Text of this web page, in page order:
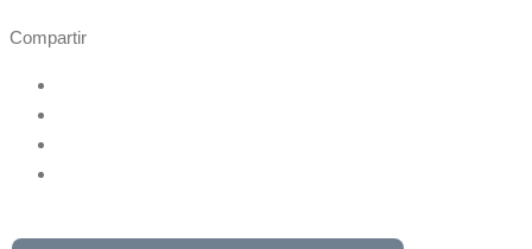
Compartir